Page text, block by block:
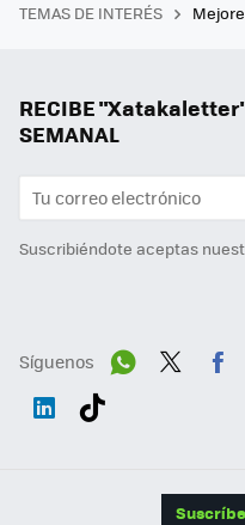
TEMAS DE INTERÉS
RECIBE
SEMANAL
Suscribiéndote aceptas
Síguenos